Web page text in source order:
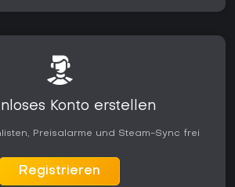
Konto erstellen
Preisalarme und Steam-Sync frei
Registrieren